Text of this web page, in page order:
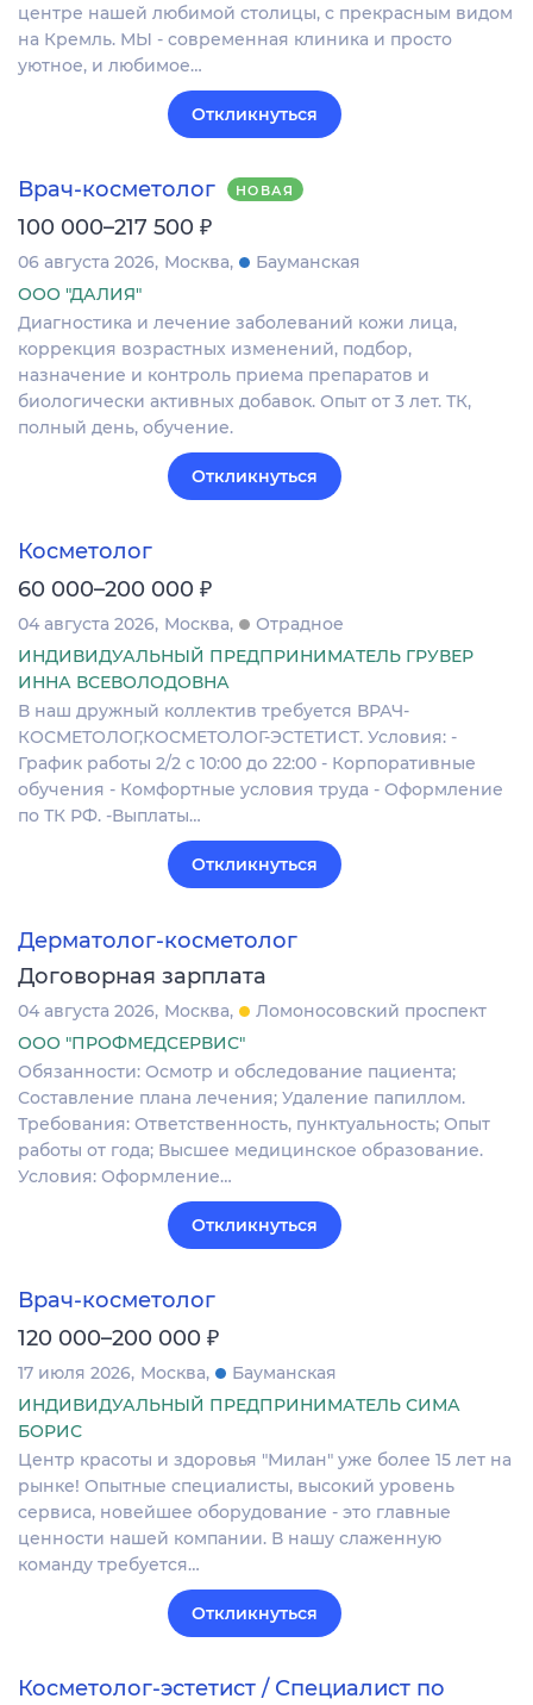
центре нашей любимой столицы, с прекрасным видом
на Кремль. МЫ - современная клиника и просто
уютное, и любимое…
Откликнуться
Врач-косметолог НОВАЯ
100 000–217 500 ₽
06 августа 2026 Москва
Бауманская
ООО "ДАЛИЯ"
Диагностика и лечение заболеваний кожи лица,
коррекция возрастных изменений, подбор,
назначение и контроль приема препаратов и
биологически активных добавок. Опыт от 3 лет. ТК,
полный день, обучение.
Откликнуться
Косметолог
60 000–200 000 ₽
04 августа 2026 Москва
Отрадное
ИНДИВИДУАЛЬНЫЙ ПРЕДПРИНИМАТЕЛЬ ГРУВЕР
ИННА ВСЕВОЛОДОВНА
В наш дружный коллектив требуется ВРАЧ-
КОСМЕТОЛОГ,КОСМЕТОЛОГ-ЭСТЕТИСТ. Условия: -
График работы 2/2 с 10:00 до 22:00 - Корпоративные
обучения - Комфортные условия труда - Оформление
по ТК РФ. -Выплаты…
Откликнуться
Дерматолог-косметолог
Договорная зарплата
04 августа 2026 Москва
Ломоносовский проспект
ООО "ПРОФМЕДСЕРВИС"
Обязанности: Осмотр и обследование пациента;
Составление плана лечения; Удаление папиллом.
Требования: Ответственность, пунктуальность; Опыт
работы от года; Высшее медицинское образование.
Условия: Оформление…
Откликнуться
Врач-косметолог
120 000–200 000 ₽
17 июля 2026 Москва
Бауманская
ИНДИВИДУАЛЬНЫЙ ПРЕДПРИНИМАТЕЛЬ СИМА
БОРИС
Центр красоты и здоровья "Милан" уже более 15 лет на
рынке! Опытные специалисты, высокий уровень
сервиса, новейшее оборудование - это главные
ценности нашей компании. В нашу слаженную
команду требуется…
Откликнуться
Косметолог-эстетист / Специалист по